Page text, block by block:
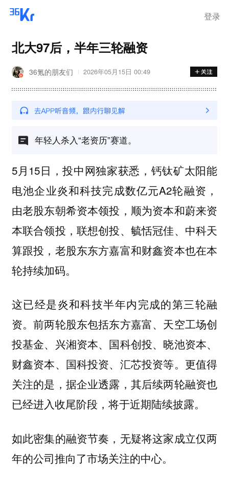
登录
北大97后，半年三轮融资
36氪的朋友们 2026年05月15日 00:49
年轻人杀入“老资历”赛道。
5月15日，投中网独家获悉，钙钛矿太阳能
电池企业炎和科技完成数亿元A2轮融资，
由老股东朝希资本领投，顺为资本和蔚来资
本联合领投，联想创投、毓恬冠佳、中科天
算跟投，老股东东方嘉富和财鑫资本也在本
轮持续加码。
这已经是炎和科技半年内完成的第三轮融
资。前两轮股东包括东方嘉富、天空工场创
投基金、兴湘资本、国科创投、晓池资本、
财鑫资本、国科投资、汇芯投资等。更值得
关注的是，据企业透露，其后续两轮融资也
已经进入收尾阶段，将于近期陆续披露。
如此密集的融资节奏，无疑将这家成立仅两
年的公司推向了市场关注的中心。